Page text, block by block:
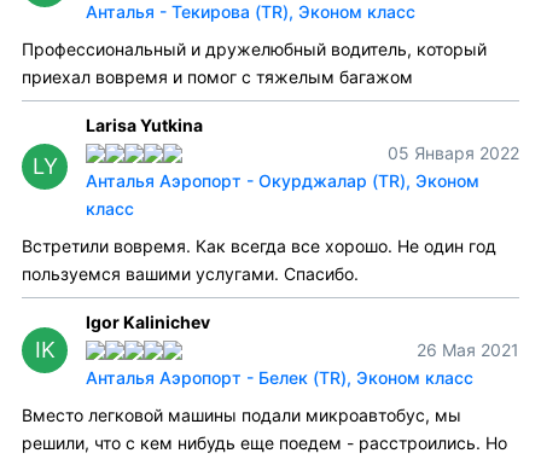
Анталья - Текирова (TR), Эконом класс
Профессиональный и дружелюбный водитель, который
приехал вовремя и помог с тяжелым багажом
LY
Larisa Yutkina
05 Января 2022
Анталья Аэропорт - Окурджалар (TR), Эконом
класс
Встретили вовремя. Как всегда все хорошо. Не один год
пользуемся вашими услугами. Спасибо.
IK
Igor Kalinichev
26 Мая 2021
Анталья Аэропорт - Белек (TR), Эконом класс
Вместо легковой машины подали микроавтобус, мы
решили, что с кем нибудь еще поедем - расстроились. Но